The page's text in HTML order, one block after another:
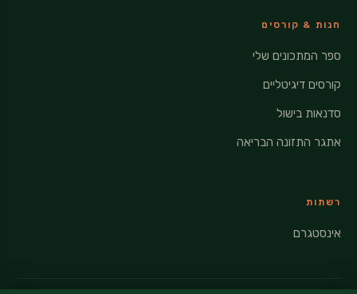
חנות & קורסים
ספר המתכונים שלי
קורסים דיגיטליים
סדנאות בישול
אתגר התזונה הבריאה
רשתות
אינסטגרם